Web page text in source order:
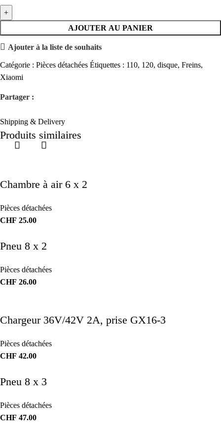
AJOUTER AU PANIER
Ajouter à la liste de souhaits
Catégorie : Pièces détachées Étiquettes : 110, 120, disque, Freins,
Xiaomi
Partager :
Shipping & Delivery
Produits similaires
Chambre à air 6 x 2
Pièces détachées
CHF 25.00
Pneu 8 x 2
Pièces détachées
CHF 26.00
Chargeur 36V/42V 2A, prise GX16-3
Pièces détachées
CHF 42.00
Pneu 8 x 3
Pièces détachées
CHF 47.00